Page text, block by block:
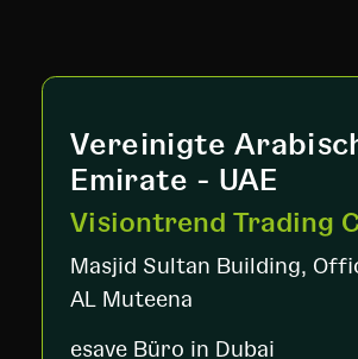
Vereinigte
Emirate - UAE
Visiontrend Trading
Masjid Sultan Building,
AL Muteena
esave Büro in Dubai